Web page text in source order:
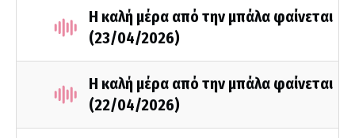
Η καλή μέρα από την μπάλα φαίνεται
(23/04/2026)
Η καλή μέρα από την μπάλα φαίνεται
(22/04/2026)